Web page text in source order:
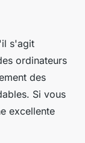
s'agit
ordinateurs
des
Si vous
excellente